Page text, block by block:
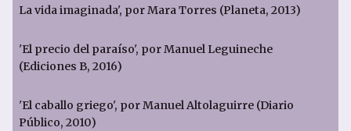
La vida imaginada', por Mara Torres (Planeta, 2013)
'El precio del paraíso', por Manuel Leguineche
(Ediciones B, 2016)
'El caballo griego', por Manuel Altolaguirre (Diario
Público, 2010)